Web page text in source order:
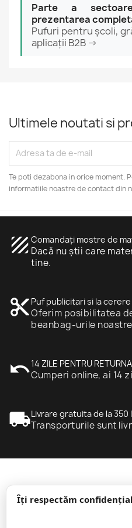
Îți respectăm
Parte a
prezentarea
Pufuri pentru școli,
aplicații B2B →
Ultimele noutati si
Te poti dezabona in orice moment.
informatiile noastre de contact din
texture Comandați mostre de
Dacă nu știi care
tine.
content_cut Puf publicitari si la cerere
Oferim posibilitatea
beanbag-urile noastre
undo14 ZILE PENTRU
Cumperi online, ai 14
local_shippingLivrare gratuita de la 350
Transporturile sunt
informație